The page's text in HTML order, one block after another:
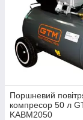
доведеться
сайту завжди у
Замовляйте
зараз.
Поршневий
компресор 50 л
KABM2050